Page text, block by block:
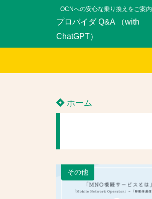
OCNへの安心な乗り換えをご案内
プロバイダ Q&A （with
ChatGPT）
ホーム
その他